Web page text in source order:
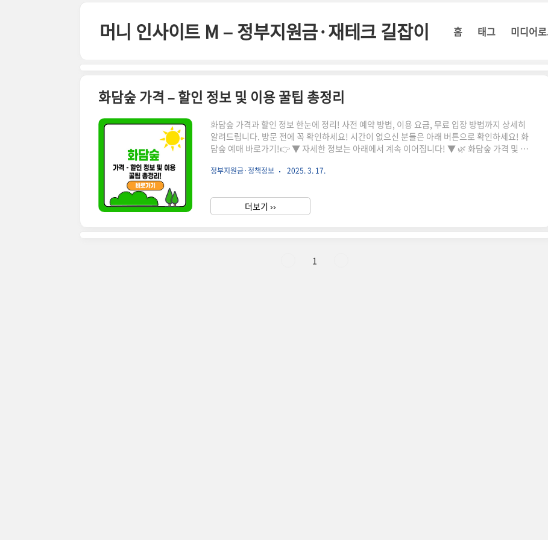
머니 인사이트 M – 정부지원금·재테크 길잡이 홈 태그 미디어
화담숲 가격 – 할인 정보 및 이용 꿀팁 총정리
화담숲 가격과 할인 정보 한눈에 정리! 사전 예약 방법, 이용 요금, 무료 입장 방법까지 상세히
알려드립니다. 방문 전에 꼭 확인하세요! 시간이 없으신 분들은 아래 버튼으로 확인하세요! 화
담숲 예매 바로가기!👉 ▼ 자세한 정보는 아래에서 계속 이어집니다! ▼ 🌿 화담숲 가격 및 이
소입니다. 방문을 계획하고 있다면 입장료 및 할인 혜택을 미리 확인하는 것이 좋습니다.✅ 화
생)5,000원경로(65세 이상)8,000원※ 36개월 미만 유아는 무료 입장 가능합니다.※ 동절기
(12월~3월)에는 운영하지 않습니다.✅ 모노레일 요금..
정부지원금·정책정보 2025. 3. 17.
더보기 ››
1